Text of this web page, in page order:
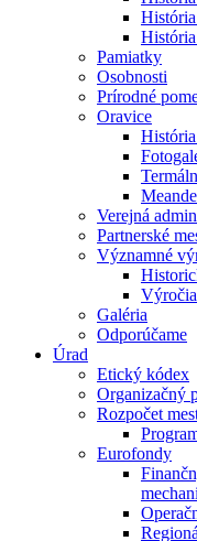
Pamiatky
Osobnosti
Prírodné
Oravice
Verejná
Partnerské
Významné
Galéria
Odporúčame
Úrad
Etický kódex
Organizačný
Rozpočet
Eurofondy